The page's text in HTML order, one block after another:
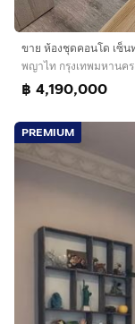
พญาไท กรุงเทพมหานคร
฿ 4,190,000
PREMIUM